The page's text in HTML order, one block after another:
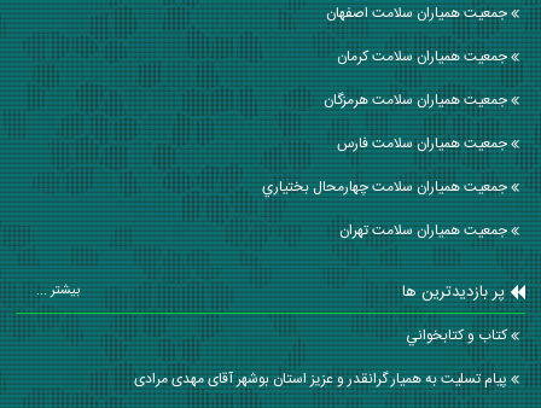
جمعیت همیاران سلامت اصفهان
جمعیت همیاران سلامت كرمان
جمعیت همیاران سلامت هرمزگان
جمعیت همیاران سلامت فارس
جمعیت همیاران سلامت چهارمحال بختياري
جمعیت همیاران سلامت تهران
پر بازدیدترین ها بیشتر ...
كتاب و كتابخواني
پیام تسلیت به همیار گرانقدر و عزیز استان بوشهر آقای مهدی مرادی